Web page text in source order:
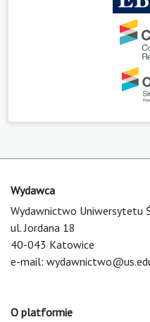
Wydawca
Wydawnictwo Uniwersytetu
ul. Jordana 18
40-043 Katowice
e-mail:
O platformie